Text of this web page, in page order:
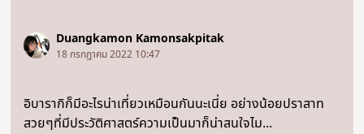
Duangkamon Kamonsakpitak
18 กรกฎาคม 2022 10:47
อิบารากิก็มีอะไรน่าเที่ยวเหมือนกันนะเนี่ย อย่างน้อยปราสาท
สวยๆที่มีประวัติศาสตร์ความเป็นมาก็น่าสนใจไม...